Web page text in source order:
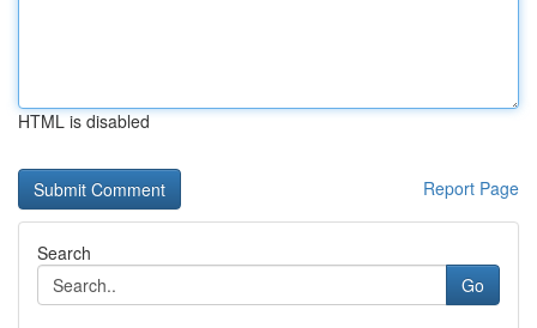
HTML is disabled
Report Page
Search
Go